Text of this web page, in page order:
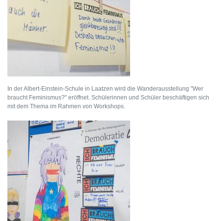
In der Albert-Einstein-Schule in Laatzen wird die Wanderausstellung "Wer
braucht Feminismus?" eröffnet. Schülerinnen und Schüler beschäftigen sich
mit dem Thema im Rahmen von Workshops.